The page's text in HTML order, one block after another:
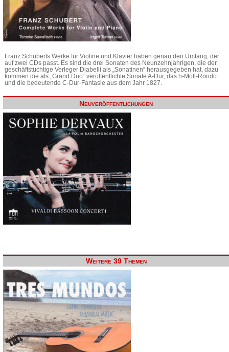
Franz Schuberts Werke für Violine und Klavier haben genau den Umfang, der
auf zwei CDs passt. Es sind die drei Sonaten des Neunzehnjährigen, die der
geschäftstüchtige Verleger Diabelli als „Sonatinen“ herausgegeben hat, dazu
kommen die als „Grand Duo“ veröffentlichte Sonate A-Dur, das h-Moll-Rondo
und die bedeutende C-Dur-Fantasie aus dem Jahr 1827.
Neuveröffentlichungen
Weitere 39 Themen